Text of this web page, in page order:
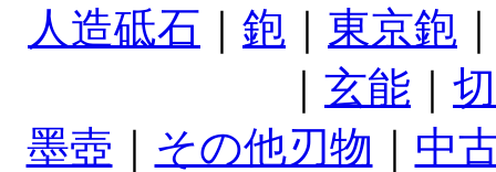
人造砥石
鉋 東京鉋
玄能
墨壺
その他刃物
中